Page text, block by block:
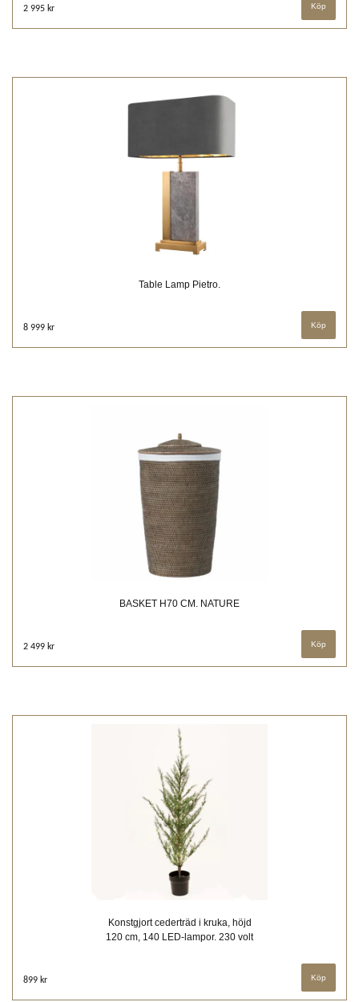
2 995 kr
Table Lamp Pietro.
8 999 kr
BASKET H70 CM. NATURE
2 499 kr
Konstgjort cederträd i kruka, höjd
120 cm, 140 LED-lampor. 230 volt
899 kr